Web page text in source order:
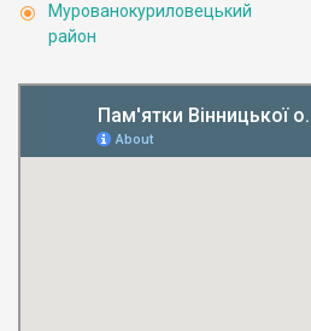
Мурованокуриловецький
район